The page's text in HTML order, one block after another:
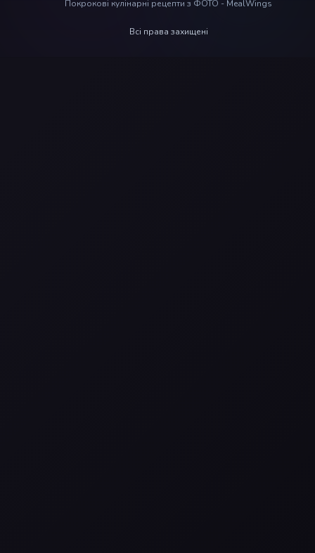
Покрокові кулінарні рецепти з ФОТО - MealWings
Всі права захищені